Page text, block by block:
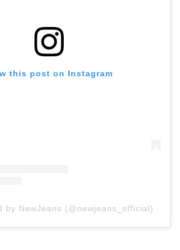
this post on Instagram
by NewJeans (@newjeans_official)